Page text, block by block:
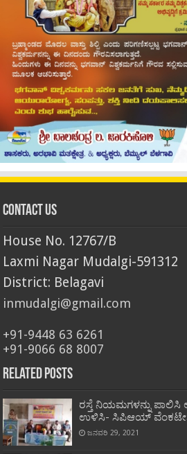
Contact Us
House No. 12767/B
Laxmi Nagar Mudalgi-591312
District: Belagavi
inmudalgi@gmail.com
+91-9448 63 6261
+91-9066 68 8007
Related Posts
ರಸ್ತೆ ನಿಯಮಗಳನ್ನು ಪಾಲಿಸಿ
ಉಳಿಸಿ- ಸಿಪಿಆಯ್
ಜನವರಿ 29, 2021